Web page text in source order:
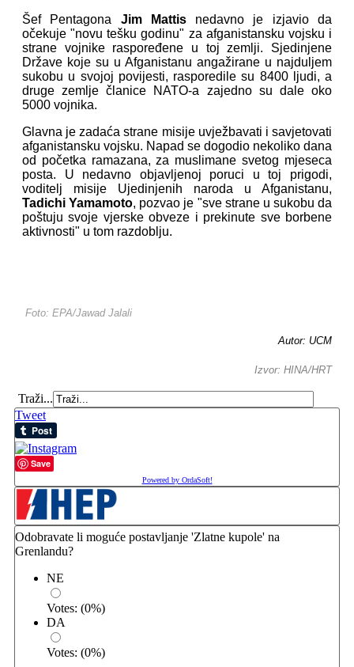
Šef Pentagona Jim Mattisnedavno je izjavio da
očekuje "novu tešku godinu" za afganistansku vojsku i
strane vojnike raspoređene u toj zemlji. Sjedinjene
Države koje su u Afganistanu angažirane u najduljem
sukobu u svojoj povijesti, rasporedile su 8400 ljudi, a
druge zemlje članice NATO-a zajedno su dale oko
5000 vojnika.
Glavna je zadaća strane misije uvježbavati i savjetovati
afganistansku vojsku. Napad se dogodio nekoliko dana
od početka ramazana, za muslimane svetog mjeseca
posta. U nedavno objavljenoj poruci u toj prigodi,
voditelj misije Ujedinjenih naroda u Afganistanu,
Tadichi Yamamoto, pozvao je "sve strane u sukobu da
poštuju svoje vjerske obveze i prekinute sve borbene
aktivnosti" u tom razdoblju.
Foto: EPA/Jawad Jalali
Autor: UCM
Izvor: HINA/HRT
Traži...
Tweet
Save
Powered by OrdaSoft!
Odobravate li moguće postavljanje 'Zlatne kupole' na
Grenlandu?
NE
Votes: (0%)
DA
Votes: (0%)